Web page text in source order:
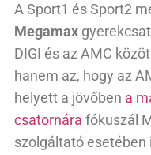
A Sport1 és Sport2
Megamax
DIGI és az AMC
hanem az, hogy az
helyett a jövőben a
csatornára fókuszál
szolgáltató esetében